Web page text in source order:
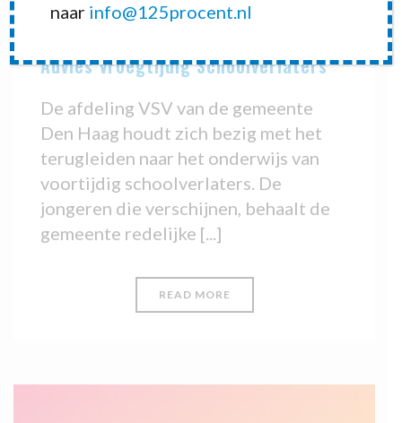
Adviezen 2013
Advies Vroegtijdig Schoolverlaters
De afdeling VSV van de gemeente
Den Haag houdt zich bezig met het
terugleiden naar het onderwijs van
voortijdig schoolverlaters. De
jongeren die verschijnen, behaalt de
gemeente redelijke [...]
READ MORE
naar info@125procent.nl